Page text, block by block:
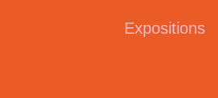
Expositions